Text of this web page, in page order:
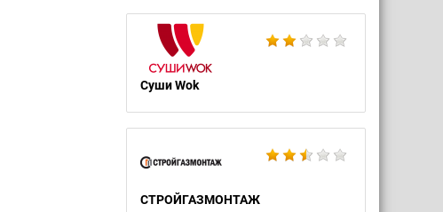
Суши Wok
СТРОЙГАЗМОНТАЖ